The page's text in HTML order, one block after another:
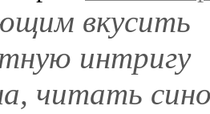
вкусить
интригу
читать